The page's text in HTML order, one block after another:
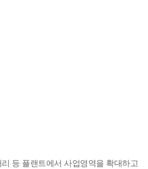
등 플랜트에서 사업영역을 확대하고